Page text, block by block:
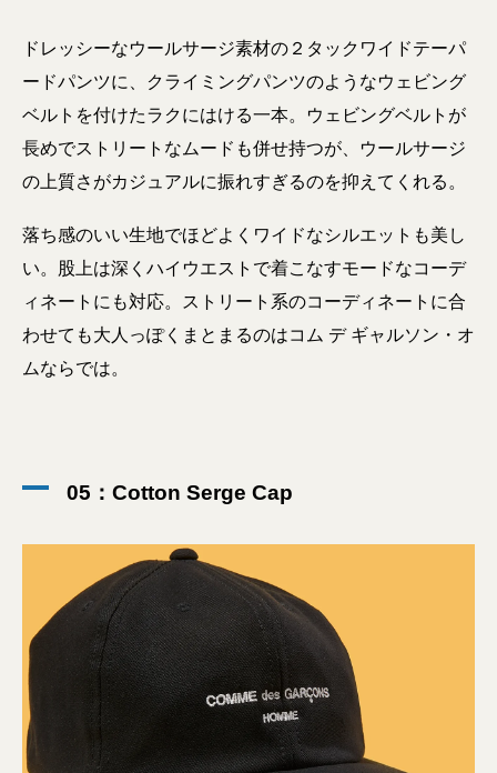
ドレッシーなウールサージ素材の２タックワイドテーパ
ードパンツに、クライミングパンツのようなウェビング
ベルトを付けたラクにはける一本。ウェビングベルトが
長めでストリートなムードも併せ持つが、ウールサージ
の上質さがカジュアルに振れすぎるのを抑えてくれる。
落ち感のいい生地でほどよくワイドなシルエットも美し
い。股上は深くハイウエストで着こなすモードなコーデ
ィネートにも対応。ストリート系のコーディネートに合
わせても大人っぽくまとまるのはコム デ ギャルソン・オ
ムならでは。
05：Cotton Serge Cap